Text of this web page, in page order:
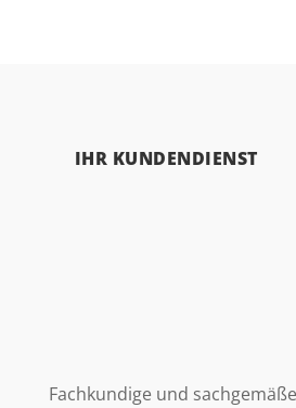
IHR KUNDENDIENST
Fachkundige und